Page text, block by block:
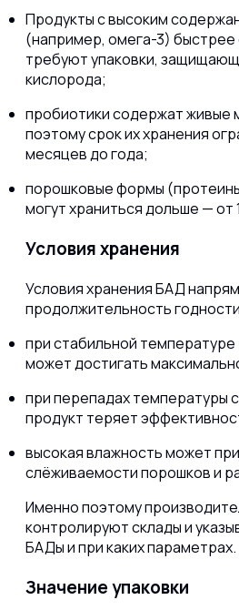
Продукты с высоким
(например, омега-3) быстрее
требуют упаковки,
кислорода;
пробиотики содержат живые
поэтому срок их хранения
месяцев до года;
порошковые формы
могут храниться дольше — от
Условия хранения
Условия хранения БАД
продолжительность
при стабильной температуре
может достигать
при перепадах температуры
продукт теряет
высокая влажность может
слёживаемости порошков и
Именно поэтому
контролируют склады и
БАДы и при каких параметрах.
Значение упаковки